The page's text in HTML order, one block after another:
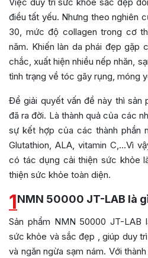
điều tất yếu. Nhưng theo nghiên
30, mức độ collagen trong cơ
năm. Khiến làn da phái đẹp gặp
chắc, xuất hiện nhiều nếp nhăn,
tình trạng về tóc gãy rụng, móng
Để giải quyết vấn đề này thì sản
đã ra đời. Là thành quả của các
sự kết hợp của các thành phần
Glutathion, ALA, vitamin C,…Vì
có tác dụng cải thiện sức khỏe
thiện sức khỏe toàn diện.
1NMN 50000 JT-LAB là
Sản phẩm NMN 50000 JT-LAB
sức khỏe và sắc đẹp , giúp duy
và ngăn ngừa sạm nám. Với